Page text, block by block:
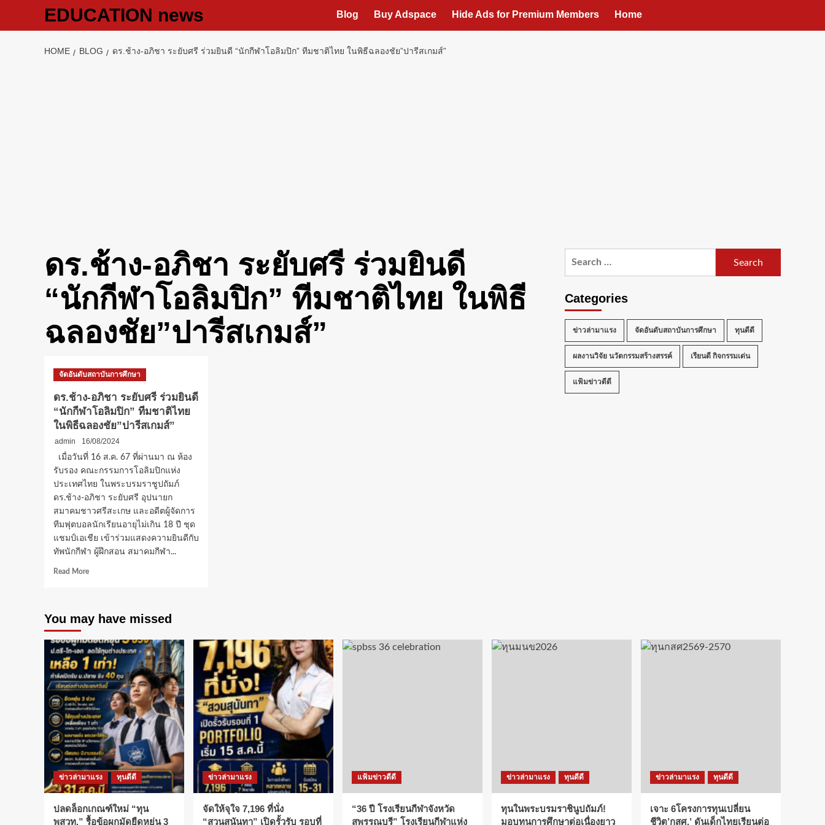
EDUCATION news Blog Buy Adspace Hide Ads for Premium Members Home
HOME BLOG ดร.ช้าง-อภิชา ระยับศรี​ ร่วมยินดี “นักกีฬาโอลิมปิก” ทีมชาติไทย​ ในพิธีฉลองชัย​”ปารีสเกมส์” ​
ดร.ช้าง-อภิชา ระยับศรี​ ร่วมยินดี
“นักกีฬาโอลิมปิก” ทีมชาติไทย​ ในพิธี
ฉลองชัย​”ปารีสเกมส์” ​
จัดอันดับสถาบันการศึกษา
ดร.ช้าง-อภิชา ระยับศรี​ ร่วมยินดี
“นักกีฬาโอลิมปิก” ทีมชาติไทย​
ในพิธีฉลองชัย​”ปารีสเกมส์” ​
admin
16/08/2024
เมื่อวันที่ 16 ส.ค. 67 ที่ผ่านมา​ ณ ห้อง
รับรอง คณะกรรมการโอลิมปิกแห่ง
ประเทศไทย ในพระบรมราชูปถัมภ์​
ดร.ช้าง-อภิชา ระยับศรี อุปนายก
สมาคมชาวศรีสะเกษ และอดีตผู้จัดการ
ทีมฟุตบอลนักเรียนอายุไม่เกิน 18 ปี ชุด
แชมป์เอเชีย​ เข้าร่วมแสดงความยินดีกับ
ทัพนักกีฬา ผู้ฝึกสอน สมาคมกีฬา...
Read MoreRead
อภิ
ชา
ระยับ
ศรี​
ร่วม
ยินดี
“นักกีฬา
โอลิมปิก”
ทีม
ชาติ
ไทย​
ใน
พิธี
ฉลอง
ชัย​
”ปารีส
Categories
ข่าวล่ามาแรง จัดอันดับสถาบันการศึกษา ทุนดีดี
ผลงานวิจัย นวัตกรรมสร้างสรรค์ เรียนดี กิจกรรมเด่น
แฟ้มข่าวดีดี
You may have missed
ข่าวล่ามาแรง ทุนดีดี
ปลดล็อกเกณฑ์ใหม่ “ทุน
พสวท.” รื้อข้อผูกมัดยืดหยุ่น 3
ข่าวล่ามาแรง
จัดให้จุใจ 7,196 ที่นั่ง
“สวนสุนันทา” เปิดรั้วรับ รอบที่
แฟ้มข่าวดีดี
“36 ปี โรงเรียนกีฬาจังหวัด
สุพรรณบุรี” โรงเรียนกีฬาแห่ง
ข่าวล่ามาแรง ทุนดีดี
ทุนในพระบรมราชินูปถัมภ์!
มอบทุนการศึกษาต่อเนื่องยาว
ข่าวล่ามาแรง ทุนดีดี
เจาะ 6โครงการทุนเปลี่ยน
ชีวิต’กสศ.’ ดันเด็กไทยเรียนต่อ